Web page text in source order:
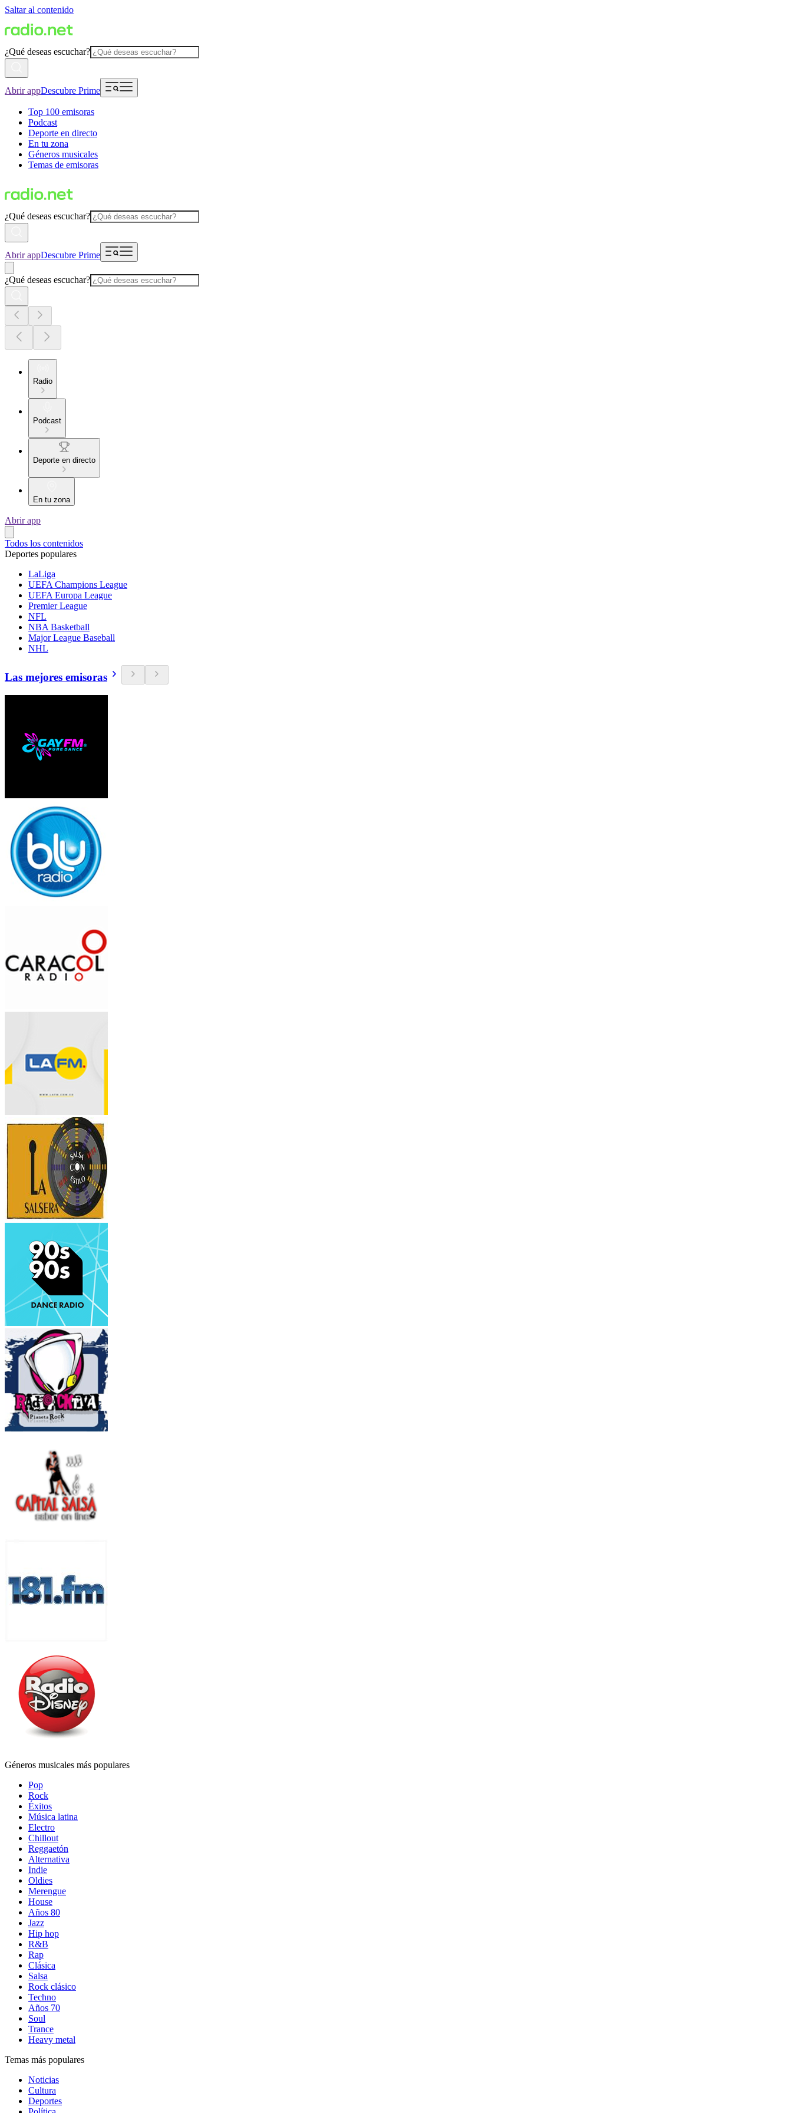
Saltar al contenido
¿Qué deseas escuchar?
Abrir appDescubre Prime
Top 100 emisoras
Podcast
Deporte en directo
En tu zona
Géneros musicales
Temas de emisoras
¿Qué deseas escuchar?
Abrir appDescubre Prime
¿Qué deseas escuchar?
Radio
Podcast
Deporte en directo
En tu zona
Abrir app
Todos los contenidos
Deportes populares
LaLiga
UEFA Champions League
UEFA Europa League
Premier League
NFL
NBA Basketball
Major League Baseball
NHL
Las mejores emisoras
Géneros musicales más populares
Pop
Rock
Éxitos
Música latina
Electro
Chillout
Reggaetón
Alternativa
Indie
Oldies
Merengue
House
Años 80
Jazz
Hip hop
R&B
Rap
Clásica
Salsa
Rock clásico
Techno
Años 70
Soul
Trance
Heavy metal
Temas más populares
Noticias
Cultura
Deportes